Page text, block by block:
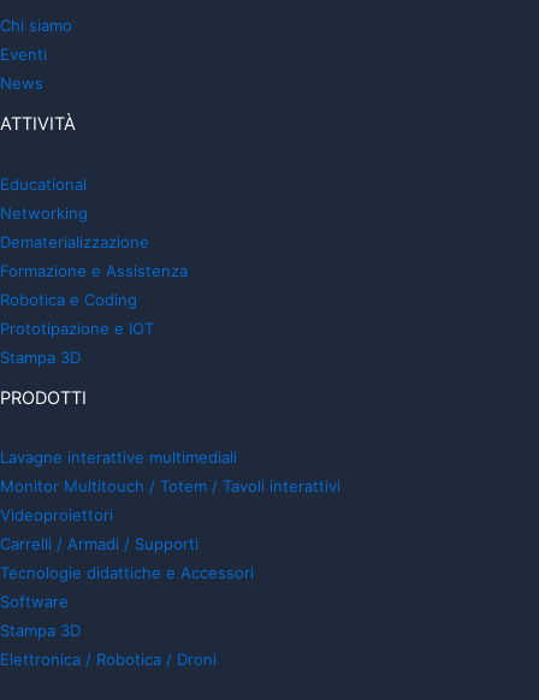
Chi siamo
Eventi
News
ATTIVITÀ
Educational
Networking
Dematerializzazione
Formazione e Assistenza
Robotica e Coding
Prototipazione e IOT
Stampa 3D
PRODOTTI
Lavagne interattive multimediali
Monitor Multitouch / Totem / Tavoli interattivi
Videoproiettori
Carrelli / Armadi / Supporti
Tecnologie didattiche e Accessori
Software
Stampa 3D
Elettronica / Robotica / Droni